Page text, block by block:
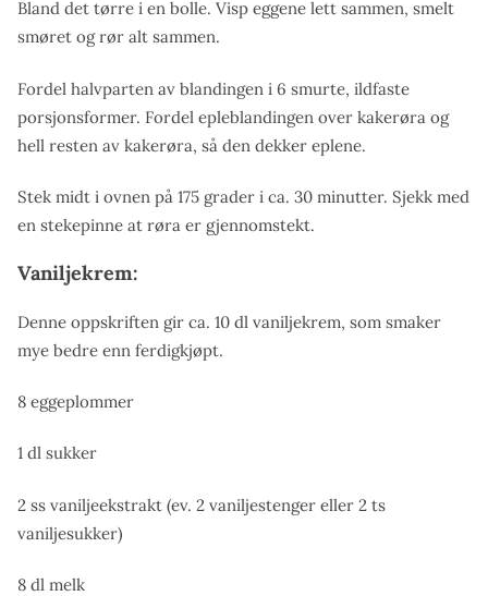
Bland det tørre i en bolle. Visp eggene lett sammen, smelt
smøret og rør alt sammen.
Fordel halvparten av blandingen i 6 smurte, ildfaste
porsjonsformer. Fordel epleblandingen over kakerøra og
hell resten av kakerøra, så den dekker eplene.
Stek midt i ovnen på 175 grader i ca. 30 minutter. Sjekk med
en stekepinne at røra er gjennomstekt.
Vaniljekrem:
Denne oppskriften gir ca. 10 dl vaniljekrem, som smaker
mye bedre enn ferdigkjøpt.
8 eggeplommer
1 dl sukker
2 ss vaniljeekstrakt (ev. 2 vaniljestenger eller 2 ts
vaniljesukker)
8 dl melk